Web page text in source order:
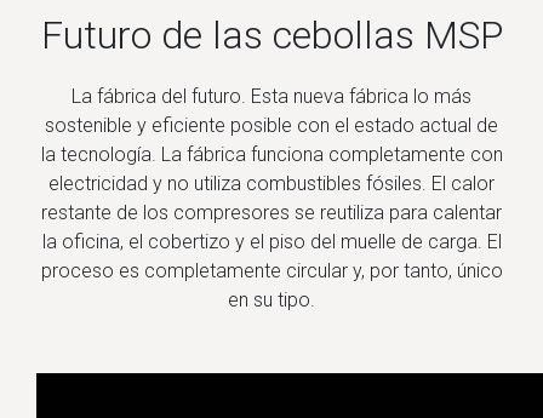
Futuro de las cebollas MSP
La fábrica del futuro. Esta nueva fábrica lo más
sostenible y eficiente posible con el estado actual de
la tecnología. La fábrica funciona completamente con
electricidad y no utiliza combustibles fósiles. El calor
restante de los compresores se reutiliza para calentar
la oficina, el cobertizo y el piso del muelle de carga. El
proceso es completamente circular y, por tanto, único
en su tipo.